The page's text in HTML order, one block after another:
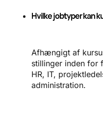
Hvilke jobtyper kan
Afhængigt af
stillinger inden for
HR, IT,
administration.